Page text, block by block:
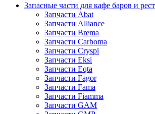
Запасные части для кафе баров и
Запчасти Abat
Запчасти Alliance
Запчасти Brema
Запчасти Carboma
Запчасти Cryspi
Запчасти Eksi
Запчасти Eqta
Запчасти Fagor
Запчасти Fama
Запчасти Fiamma
Запчасти GAM